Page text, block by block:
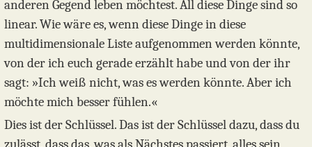
anderen Gegend leben möchtest. All diese Dinge sind so
linear. Wie wäre es, wenn diese Dinge in diese
multidimensionale Liste aufgenommen werden könnte,
von der ich euch gerade erzählt habe und von der ihr
sagt: »Ich weiß nicht, was es werden könnte. Aber ich
möchte mich besser fühlen.«
Dies ist der Schlüssel. Das ist der Schlüssel dazu, dass du